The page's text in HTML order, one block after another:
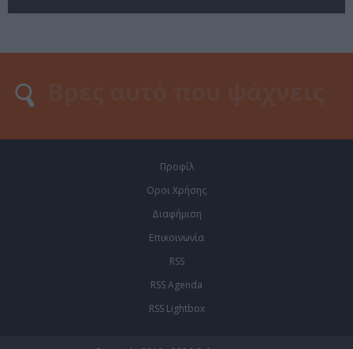
Προφίλ
Οροι Χρήσης
Διαφήμιση
Επικοινωνία
RSS
RSS Agenda
RSS Lightbox